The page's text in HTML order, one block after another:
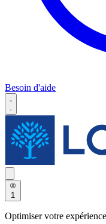
Besoin d'aide
1
Optimiser votre expérience